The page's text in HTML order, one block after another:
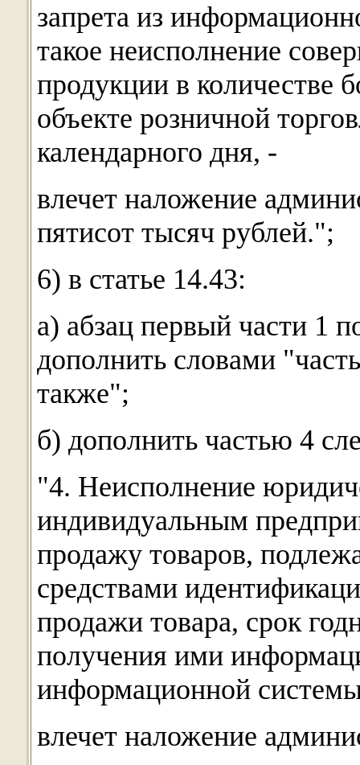
запрета из
такое неисполнение
продукции в количестве
объекте розничной
календарного дня, -
влечет наложение
пятисот тысяч рублей.";
6) в статье 14.43:
а) абзац первый части 1
дополнить словами
также";
б) дополнить частью 4
"4. Неисполнение
индивидуальным
продажу товаров,
средствами
продажи товара, срок
получения ими
информационной
влечет наложение